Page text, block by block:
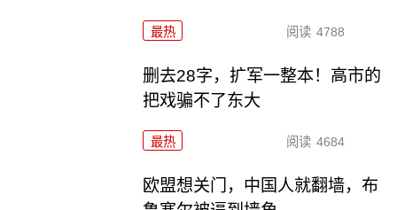
最热 阅读 4788
删去28字，扩军一整本！高市的
把戏骗不了东大
最热 阅读 4684
欧盟想关门，中国人就翻墙，布